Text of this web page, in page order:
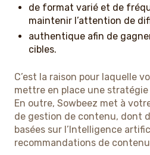
de format varié et de
maintenir l’attention de
authentique afin de
cibles.
C’est la raison pour laquelle
mettre en place une
En outre, Sowbeez met à
de gestion de contenu, dont
basées sur l’Intelligence
recommandations de